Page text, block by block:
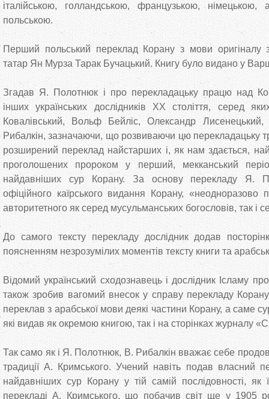
італійською, голландською, французькою, німецькою,
польською.
Перший польський переклад Корану з мови оригіналу
татар Ян Мурза Тарак Бучацький. Книгу було видано у
Згадав Я. Полотнюк і про перекладацьку працю над
інших українських дослідників ХХ століття, серед
Ковалівський, Вольф Бейліс, Олександр
Рибалкін, зазначаючи, що розвиваючи цю перекладацьку
розширений переклад найстарших і, як нам здається,
проголошених пророком у перший, мекканський
найдавніших сур Корану. За основу перекладу Я.
офіційного каїрського видання Корану, «неодноразово
авторитетного як серед мусульманських богословів, так і
До самого тексту перекладу дослідник додав
поясненням незрозумілих моментів тексту книги та
Відомий український сходознавець і дослідник Ісламу
також зробив вагомий внесок у справу перекладу
переклав з арабської мови деякі частини Корану, а саме
які видав як окремою книгою, так і на сторінках журналу
Так само як і Я. Полотнюк, В. Рибалкін вважає себе
традиції А. Кримського. Учений навіть подав власний
найдавніших сур Корану у тій самій послідовності, як
перекладі А. Кримського, що побачив світ ще у 1905